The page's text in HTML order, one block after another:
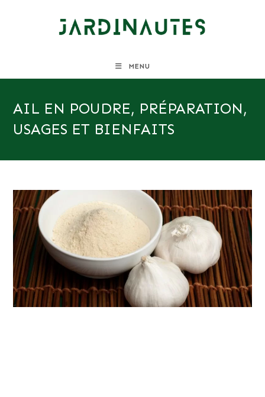
MENU
AIL EN POUDRE, PRÉPARATION,
USAGES ET BIENFAITS